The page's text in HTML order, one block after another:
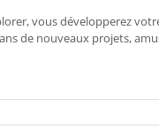
vous développerez
de nouveaux projets,